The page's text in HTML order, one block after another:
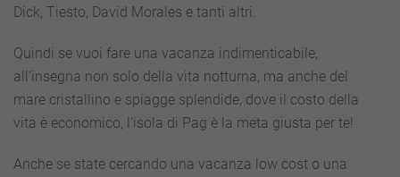
Dick, Tiesto, David Morales e tanti altri.
Quindi se vuoi fare una vacanza indimenticabile,
all’insegna non solo della vita notturna, ma anche del
mare cristallino e spiagge splendide, dove il costo della
vita è economico, l’isola di Pag è la meta giusta per te!
Anche se state cercando una vacanza low cost o una